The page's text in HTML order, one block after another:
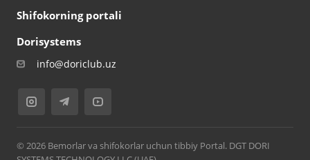
Shifokorning portali
Dorisystems
info@doriclub.uz
© 2026 Bemorlar va shifokorlar uchun tibbiy Portal. DGT DORI